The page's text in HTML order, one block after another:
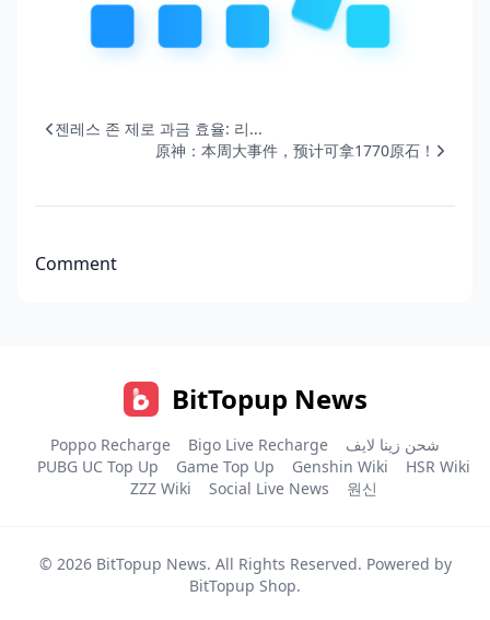
젠레스 존 제로 과금 효율: 리...
原神：本周大事件，预计可拿1770原石！
Comment
BitTopup News
Poppo Recharge Bigo Live Recharge
شحن زينا لايف
PUBG UC Top Up
Game Top Up Genshin Wiki
HSR Wiki
ZZZ Wiki
Social Live News 원신
© 2026 BitTopup News. All Rights Reserved. Powered by
BitTopup Shop.